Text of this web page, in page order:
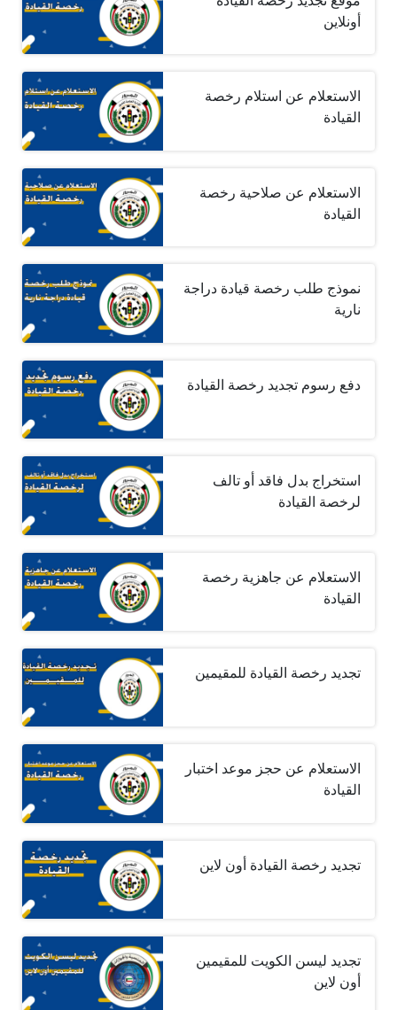
أونلاين
الاستعلام عن استلام رخصة
القيادة
الاستعلام عن صلاحية رخصة
القيادة
نموذج طلب رخصة قيادة دراجة
نارية
دفع رسوم تجديد رخصة القيادة
استخراج بدل فاقد أو تالف
لرخصة القيادة
الاستعلام عن جاهزية رخصة
القيادة
تجديد رخصة القيادة للمقيمين
الاستعلام عن حجز موعد اختبار
القيادة
تجديد رخصة القيادة أون لاين
تجديد ليسن الكويت للمقيمين
أون لاين